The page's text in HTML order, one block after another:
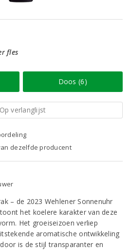
fles
Doos (6)
Op verlanglijst
dezelfde producent
– de 2023 Wehlener Sonnenuhr
het koelere karakter van deze
Het groeiseizoen verliep
aromatische ontwikkeling
is de stijl transparanter en